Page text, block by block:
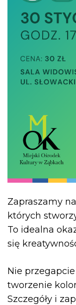
Zapraszamy
których
To idealna
się
Nie
tworzenie
Szczegóły i